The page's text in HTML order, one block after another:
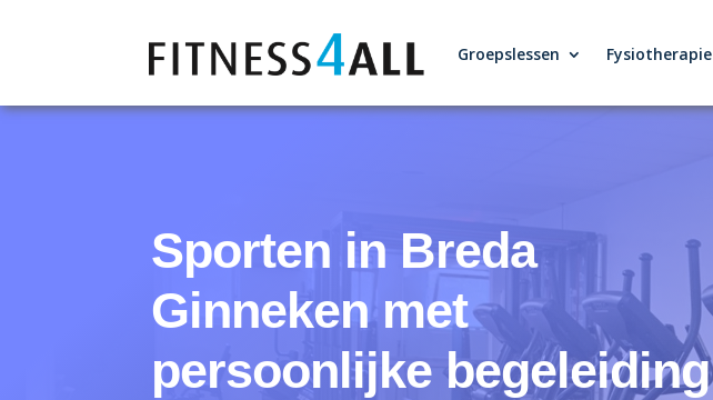
Groepslessen Fysiotherapie
Sporten in Breda
Ginneken met
persoonlijke begeleiding